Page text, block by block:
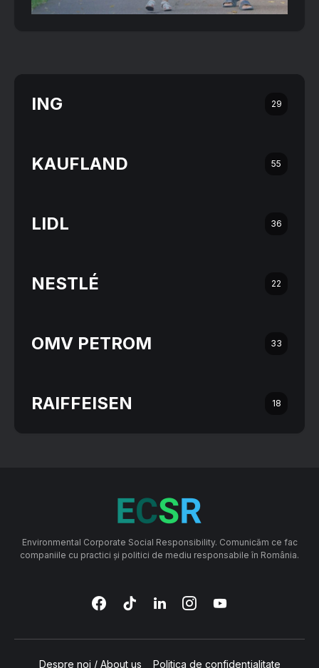
ING 29
KAUFLAND 55
LIDL 36
NESTLÉ 22
OMV PETROM 33
RAIFFEISEN 18
Environmental Corporate Social Responsibility. Comunicăm ce fac
companiile cu practici și politici de mediu responsabile în România.
Despre noi / About us Politica de confidențialitate